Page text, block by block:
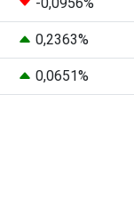
0,2363%
0,0651%